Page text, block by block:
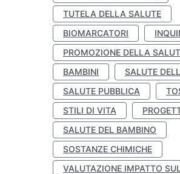
TUTELA DELLA SALUTE
BIOMARCATORI
PROMOZIONE DELLA
BAMBINI
SALUTE
SALUTE PUBBLICA
STILI DI VITA
SALUTE DEL BAMBINO
SOSTANZE CHIMICHE
VALUTAZIONE IMPATTO